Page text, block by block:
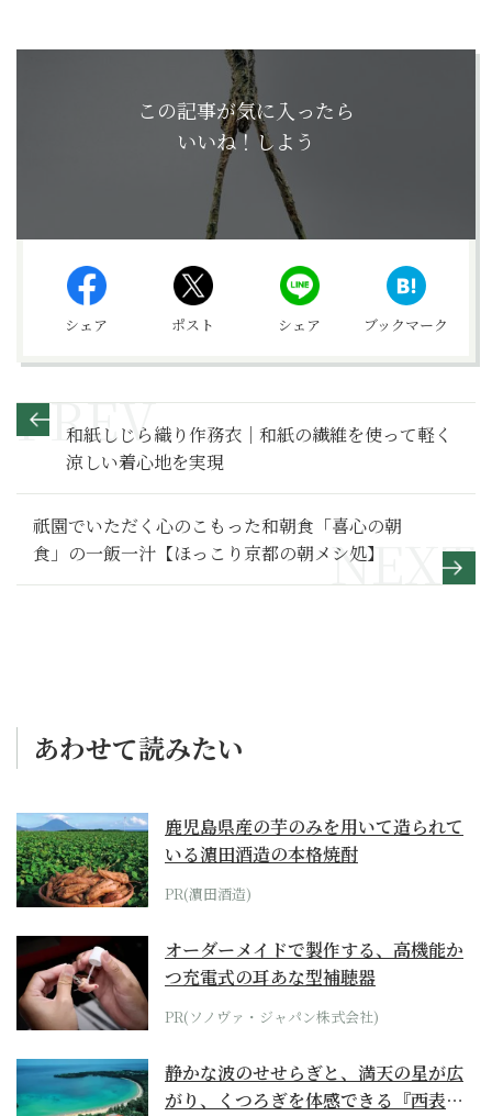
この記事が気に入ったら
いいね！しよう
シェア ポスト シェア ブックマーク
和紙しじら織り作務衣｜和紙の繊維を使って軽く
涼しい着心地を実現
祇園でいただく心のこもった和朝食「喜心の朝
食」の一飯一汁【ほっこり京都の朝メシ処】
あわせて読みたい
鹿児島県産の芋のみを用いて造られて
いる濵田酒造の本格焼酎
PR(濵田酒造)
オーダーメイドで製作する、高機能か
つ充電式の耳あな型補聴器
PR(ソノヴァ・ジャパン株式会社)
静かな波のせせらぎと、満天の星が広
がり、くつろぎを体感できる『西表島